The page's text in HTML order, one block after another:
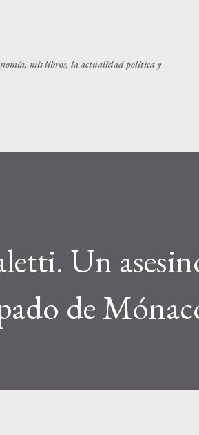
mis libros, la actualidad política y
Un
de